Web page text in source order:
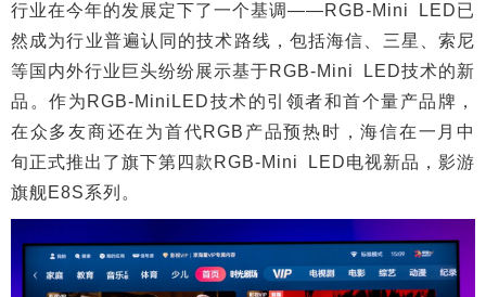
行业在今年的发展定下了一个基调——RGB-Mini LED已
然成为行业普遍认同的技术路线，包括海信、三星、索尼
等国内外行业巨头纷纷展示基于RGB-Mini LED技术的新
品。作为RGB-MiniLED技术的引领者和首个量产品牌，
在众多友商还在为首代RGB产品预热时，海信在一月中
旬正式推出了旗下第四款RGB-Mini LED电视新品，影游
旗舰E8S系列。